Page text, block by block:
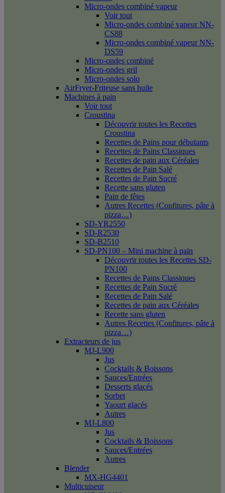
Micro-ondes combiné vapeur
Voir tout
Micro-ondes combiné vapeur NN-
CS88
Micro-ondes combiné vapeur NN-
DS59
Micro-ondes combiné
Micro-ondes gril
Micro-ondes solo
AirFryer-Friteuse sans huile
Machines à pain
Voir tout
Croustina
Découvrir toutes les Recettes
Croustina
Recettes de Pains pour débutants
Recettes de Pains Classiques
Recettes de pain aux Céréales
Recettes de Pain Salé
Recettes de Pain Sucré
Recette sans gluten
Pain de fêtes
Autres Recettes (Confitures, pâte à
pizza…)
SD-YR2550
SD-R2530
SD-B2510
SD-PN100 – Mini machine à pain
Découvrir toutes les Recettes SD-
PN100
Recettes de Pains Classiques
Recettes de Pain Sucré
Recettes de Pain Salé
Recettes de pain aux Céréales
Recette sans gluten
Autres Recettes (Confitures, pâte à
pizza…)
Extracteurs de jus
MJ-L900
Jus
Cocktails & Boissons
Sauces/Entrées
Desserts glacés
Sorbet
Yaourt glacés
Autres
MJ-L800
Jus
Cocktails & Boissons
Sauces/Entrées
Autres
Blender
MX-HG4401
Multicuiseur